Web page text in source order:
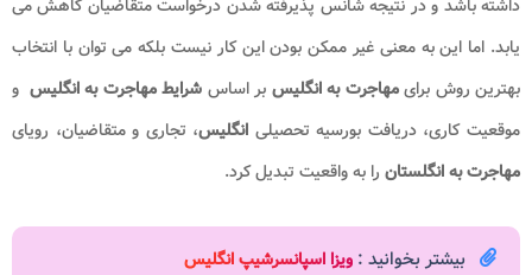
داشته باشد و در نتیجه شانس پذیرفته شدن درخواست متقاضیان کاهش می
یابد. اما این به معنی غیر ممکن بودن این کار نیست بلکه می توان با انتخاب
بهترین روش برایمهاجرت به انگلیس بر اساس شرایط مهاجرت به انگلیس و
موقعیت کاری، دریافت بورسیه تحصیلی انگلیس، تجاری و متقاضیان، رویای
مهاجرت به انگلستان را به واقعیت تبدیل کرد.
بیشتر بخوانید : ویزا اسپانسرشیپ انگلیس